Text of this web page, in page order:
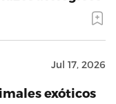
Jul 17, 2026
exóticos